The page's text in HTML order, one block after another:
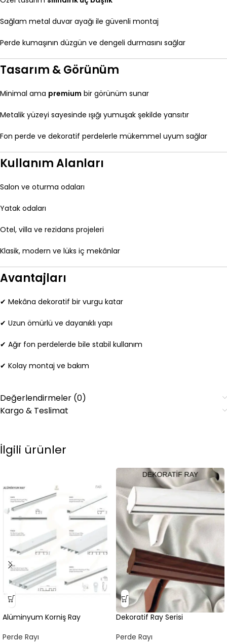
Sağlam metal duvar ayağı ile güvenli montaj
Perde kumaşının düzgün ve dengeli durmasını sağlar
Tasarım & Görünüm
Minimal ama premium bir görünüm sunar
Metalik yüzeyi sayesinde ışığı yumuşak şekilde yansıtır
Fon perde ve dekoratif perdelerle mükemmel uyum sağlar
Kullanım Alanları
Salon ve oturma odaları
Yatak odaları
Otel, villa ve rezidans projeleri
Klasik, modern ve lüks iç mekânlar
Avantajları
✔ Mekâna dekoratif bir vurgu katar
✔ Uzun ömürlü ve dayanıklı yapı
✔ Ağır fon perdelerde bile stabil kullanım
✔ Kolay montaj ve bakım
Değerlendirmeler (0)
Kargo & Teslimat
İlgili ürünler
Alüminyum Korniş Ray
Perde Rayı
Dekoratif Ray Serisi
Perde Rayı